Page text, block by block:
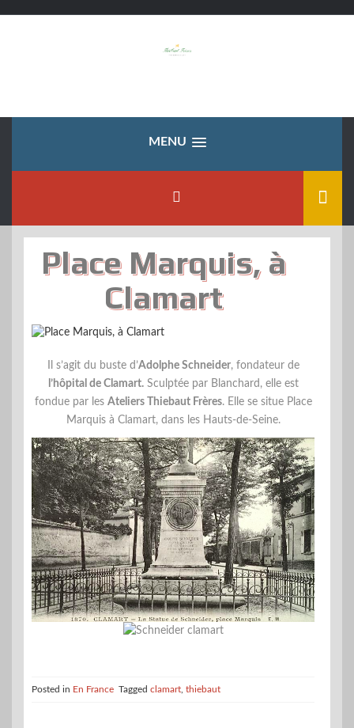
MENU
Place Marquis, à
Clamart
Il s’agit du buste d’Adolphe Schneider, fondateur de
l’hôpital de Clamart.Sculptée par Blanchard, elle est
fondue par les Ateliers Thiebaut Frères. Elle se situe Place
Marquis à Clamart, dans les Hauts-de-Seine.
Posted in En France Tagged clamart thiebaut